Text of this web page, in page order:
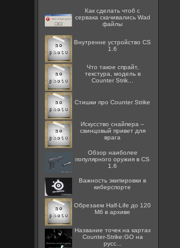
Как сделать чтоб с
сервака скачивались Wad
файлы
Внутренне устройство CS
1.6
Что такое спрайт,
текстура, модель в
Counter Strik...
Стишки про Counter Strike
Искусство снайпера –
свинцовый привет для
врага
Обзор наиболее
популярного оружия в CS
1.6
Важность экипировки в
киберспорте
Обрезаем Half-Life до 120
Мб в архиве
Название точек на картах
Counter-Strike:GO на
русс...